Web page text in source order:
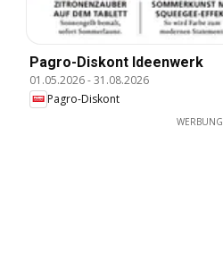
Pagro-Diskont Ideenwerk
01.05.2026-31.08.2026
Pagro-Diskont
WERBUNG